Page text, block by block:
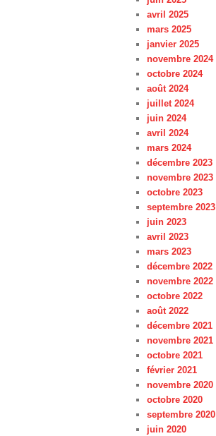
avril 2025
mars 2025
janvier 2025
novembre 2024
octobre 2024
août 2024
juillet 2024
juin 2024
avril 2024
mars 2024
décembre 2023
novembre 2023
octobre 2023
septembre 2023
juin 2023
avril 2023
mars 2023
décembre 2022
novembre 2022
octobre 2022
août 2022
décembre 2021
novembre 2021
octobre 2021
février 2021
novembre 2020
octobre 2020
septembre 2020
juin 2020